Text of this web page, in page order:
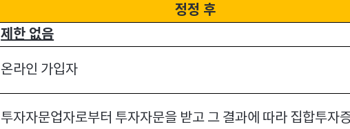
정정 후
제한 없음
온라인 가입자
투자자문업자로부터 투자자문을 받고 그 결과에 따라 집합투자